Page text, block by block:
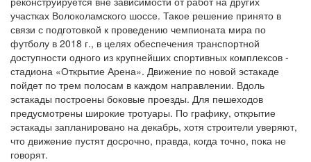
участках Волоколамского шоссе. Такое решение принято в
связи с подготовкой к проведению чемпионата мира по
футболу в 2018 г., в целях обеспечения транспортной
доступности одного из крупнейших спортивных комплексов -
стадиона «Открытие Арена». Движение по новой эстакаде
пойдет по трем полосам в каждом направлении. Вдоль
эстакады построены боковые проезды. Для пешеходов
предусмотрены широкие тротуары. По графику, открытие
эстакады запланировано на декабрь, хотя строители уверяют,
что движение пустят досрочно, правда, когда точно, пока не
говорят.